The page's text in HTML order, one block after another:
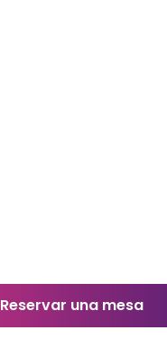
Reservar una mesa